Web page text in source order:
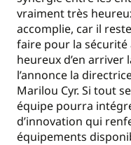
vraiment très
accomplie, car il
faire pour la
heureux d’en arriver
l’annonce la
Marilou Cyr. Si tout
équipe pourra
d’innovation qui
équipements